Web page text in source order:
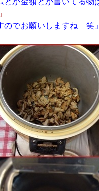
のでお願いしますね 笑」